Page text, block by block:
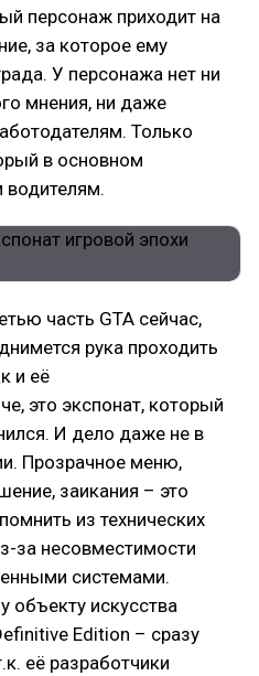
персонаж приходит на
за которое ему
У персонажа нет ни
мнения, ни даже
Только
в основном
водителям.
часть GTA сейчас,
рука проходить
и её
это экспонат, который
И дело даже не в
Прозрачное меню,
заикания – это
из технических
за несовместимости
системами.
объекту искусства
Edition – сразу
её разработчики